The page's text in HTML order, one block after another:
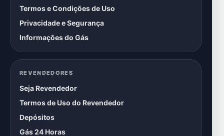
Termos e Condições de Uso
Privacidade e Segurança
Informações do Gás
REVENDEDORES
Seja Revendedor
Termos de Uso do Revendedor
Depósitos
Gás 24 Horas